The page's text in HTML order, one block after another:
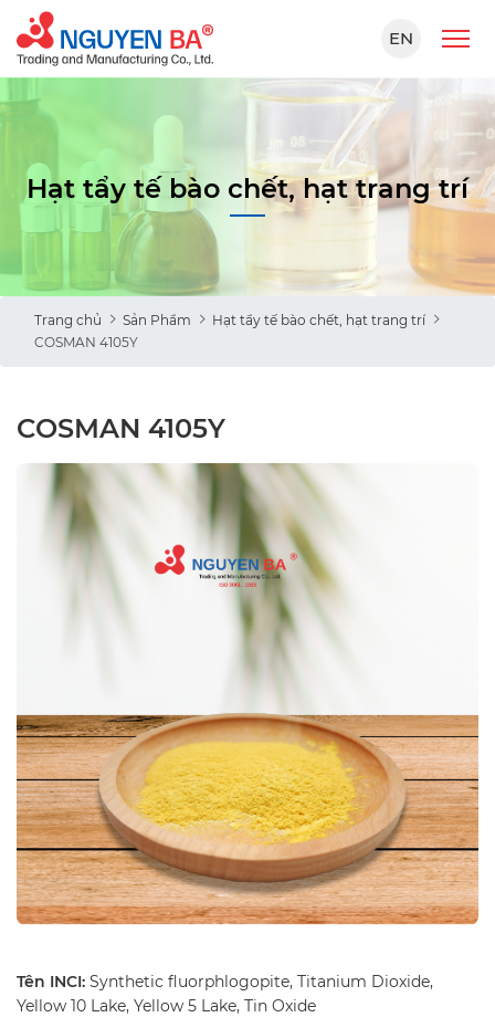
EN
Hạt tẩy tế bào chết, hạt trang trí
Trang chủ Sản Phẩm
Hạt tẩy tế bào chết, hạt trang trí
COSMAN 4105Y
COSMAN 4105Y
Tên INCI: Synthetic fluorphlogopite, Titanium Dioxide,
Yellow 10 Lake, Yellow 5 Lake, Tin Oxide